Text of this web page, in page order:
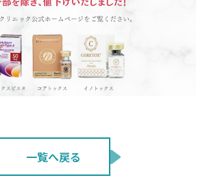
一覧へ戻る